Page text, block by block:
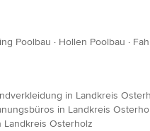
Poolbau · Hollen Poolbau ·
in Landkreis
in Landkreis
Landkreis Osterholz